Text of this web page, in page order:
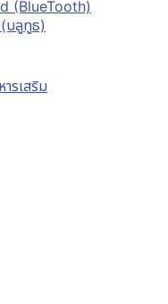
(BlueTooth)
(บลูทูธ)
รเสริม